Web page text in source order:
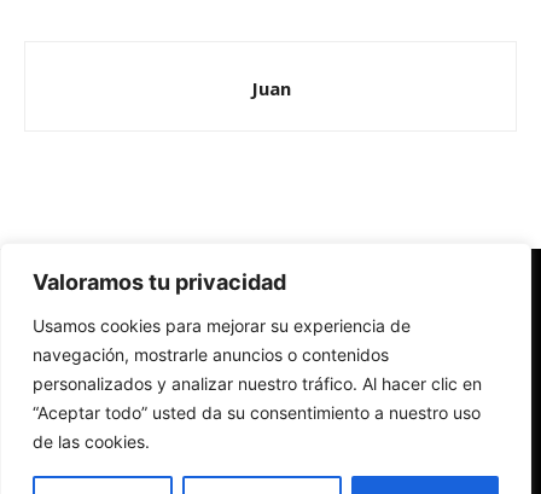
Valoramos tu privacidad
Usamos cookies para mejorar su experiencia de
navegación, mostrarle anuncios o contenidos
personalizados y analizar nuestro tráfico. Al hacer clic en
“Aceptar todo” usted da su consentimiento a nuestro uso
de las cookies.
Juan
Redes Cristianas
Una mirada alternativa sobre la Iglesia católica y la sociedad
- Colectivos de Redes Cristianas